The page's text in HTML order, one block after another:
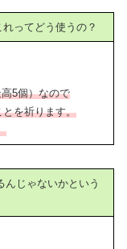
れってどう使うの？
5個）なので
を祈ります。
んじゃないかという